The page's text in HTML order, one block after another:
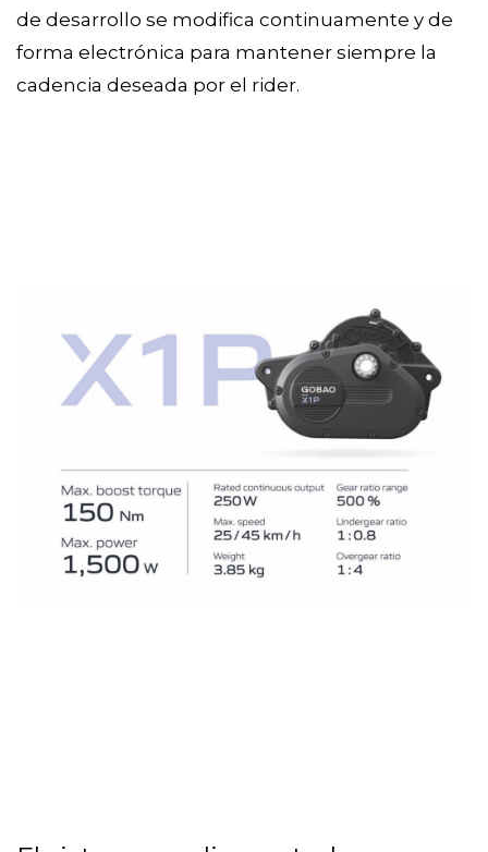
de desarrollo se modifica continuamente y de
forma electrónica para mantener siempre la
cadencia deseada por el rider.